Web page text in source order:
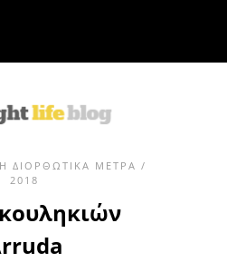
ΔΙΟΡΘΩΤΙΚΆ ΜΈΤΡΑ /
2018